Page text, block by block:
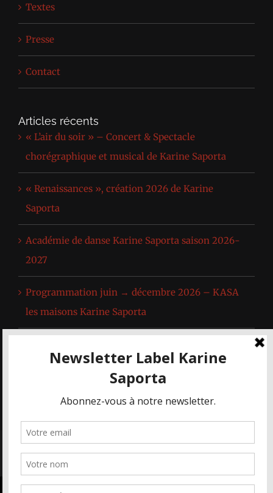
Textes
Presse
Contact
Articles récents
« L’air du soir » – Concert & Spectacle
chorégraphique et musical de Karine Saporta
« Renaissances », création 2026 de Karine
Saporta
Académie de danse Karine Saporta saison 2026-
2027
Programmation juin → décembre 2026 – KASA
les maisons Karine Saporta
& extraits du répertoire de l’œuvre de Karine
© KASA - Les Maisons Karine Saporta 2019-2022 | Tous droits
réservés |Mentions Légales